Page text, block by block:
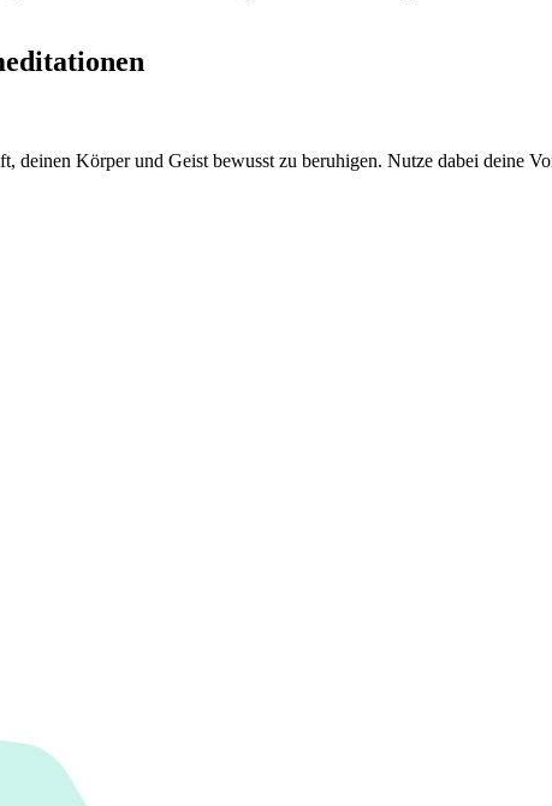
deinen Körper und Geist bewusst zu beruhigen. Nutze dabei deine